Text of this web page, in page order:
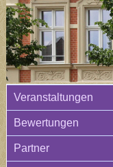
Veranstaltungen
Bewertungen
Partner